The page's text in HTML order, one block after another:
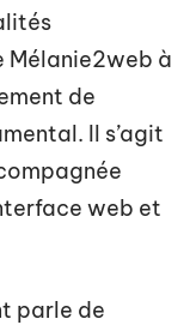
Mélanie2web à
de
Il s’agit
web et
parle de